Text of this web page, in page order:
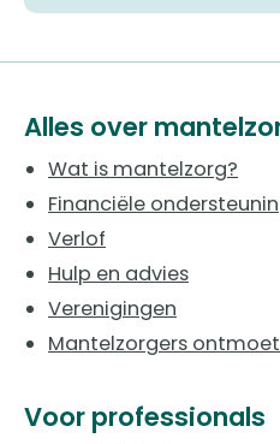
Alles over
Wat is mantelzorg?
Financiële
Verlof
Hulp en advies
Verenigingen
Mantelzorgers
Voor professionals